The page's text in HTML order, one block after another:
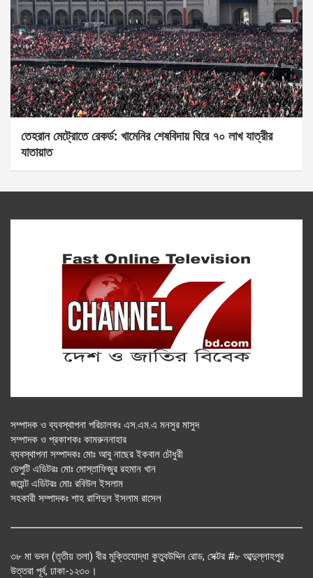
তেহরান মেট্রোতে রেকর্ড: খামেনির শেষবিদায় ঘিরে ৭০ লাখ যাত্রীর
যাতায়াত
সম্পাদক ও ব্যবস্থাপনা পরিচালকঃ এস.এম.এ মনসুর মাসুদ
সম্পাদক ও প্রকাশকঃ কামরুননাহার
ব্যবস্থাপনা সম্পাদকঃ মোঃ আবু নাছের ইকবাল চৌধুরী
ডেপুটি এডিটরঃ মোঃ মোস্তাফিজুর রহমান খান
জয়েন্ট এডিটরঃ মোঃ রবিউল ইসলাম
সহকারী সম্পাদকঃ শাহ রাশিদুল ইসলাম রাসেল
৩৮ মা ভবন (তৃতীয় তলা) বীর মুক্তিযোদ্ধা কুতুবউদ্দিন রোড, সেক্টর #৮ আব্দুল্লাহপুর
উত্তরা পূর্ব, ঢাকা-১২৩০।